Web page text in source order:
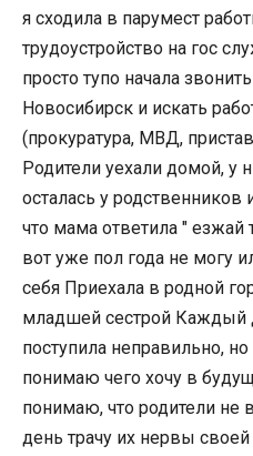
я сходила в парумест
трудоустройство на гос
просто тупо начала
Новосибирск и искать
(прокуратура, МВД,
Родители уехали домой, у
осталась у родственников
что мама ответила " езжай
вот уже пол года не могу
себя Приехала в родной
младшей сестрой Каждый
поступила неправильно,
понимаю чего хочу в
понимаю, что родители
день трачу их нервы